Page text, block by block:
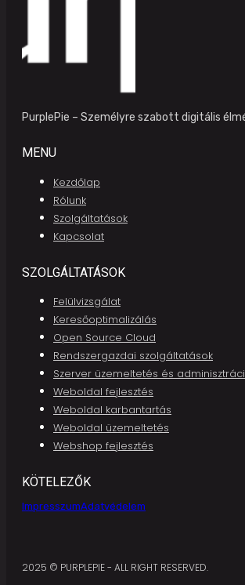
PurplePie – Személyre szabott digitális
MENU
Kezdőlap
Rólunk
Szolgáltatások
Kapcsolat
SZOLGÁLTATÁSOK
Felülvizsgálat
Keresőoptimalizálás
Open Source Cloud
Rendszergazdai szolgáltatások
Szerver üzemeltetés és
Weboldal fejlesztés
Weboldal karbantartás
Weboldal üzemeltetés
Webshop fejlesztés
KÖTELEZŐK
ImpresszumAdatvédelem
2025 © PURPLEPIE - ALL RIGHT RESERVED.